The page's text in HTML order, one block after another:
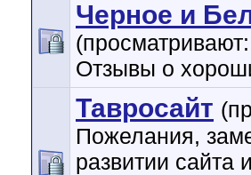
Черное и
Отзывы о
Тавросайт
Пожелания,
развитии сайта